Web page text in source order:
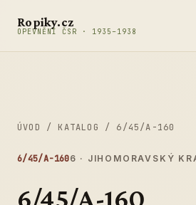
Ropiky.cz
OPEVNĚNÍ ČSR · 1935–1938
ÚVOD / KATALOG / 6/45/A-160
6/45/A-1606 · JIHOMORAVSKÝ
6/45/A-160